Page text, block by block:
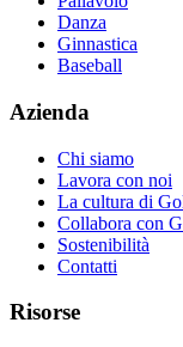
Danza
Ginnastica
Baseball
Azienda
Chi siamo
Lavora con noi
La cultura di
Collabora con
Sostenibilità
Contatti
Risorse